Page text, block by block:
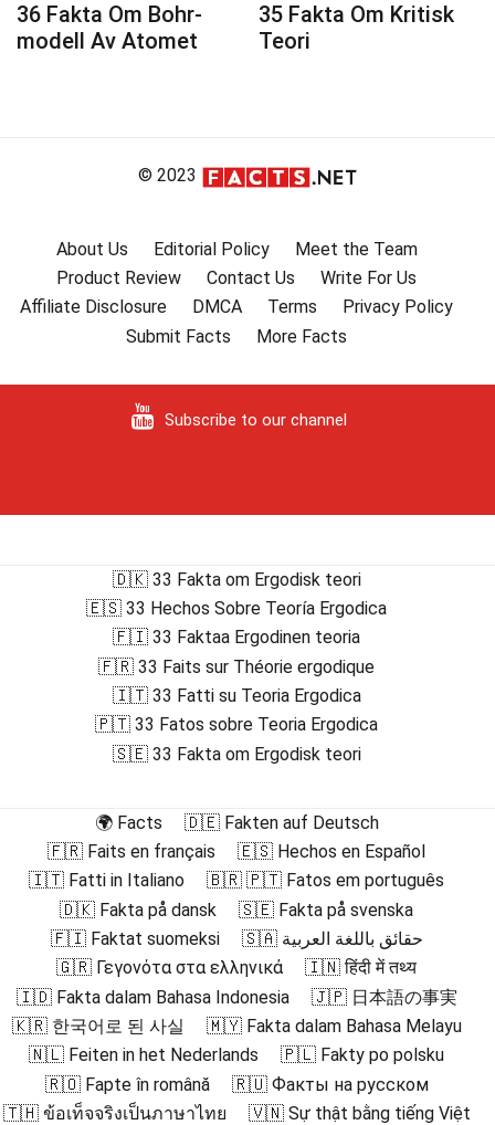
36 Fakta Om Bohr-
modell Av Atomet
35 Fakta Om Kritisk
Teori
© 2023
About Us Editorial Policy
Meet the Team
Product Review
Contact Us
Write For Us
Affiliate Disclosure
DMCA Terms
Privacy Policy
Submit Facts
More Facts
Subscribe to our channel
🇩🇰 33 Fakta om Ergodisk teori
🇪🇸 33 Hechos Sobre Teoría Ergodica
🇫🇮 33 Faktaa Ergodinen teoria
🇫🇷 33 Faits sur Théorie ergodique
🇮🇹 33 Fatti su Teoria Ergodica
🇵🇹 33 Fatos sobre Teoria Ergodica
🇸🇪 33 Fakta om Ergodisk teori
🌍 Facts
🇩🇪 Fakten auf Deutsch
🇫🇷 Faits en français
🇪🇸 Hechos en Español
🇮🇹 Fatti in Italiano
🇧🇷 🇵🇹 Fatos em português
🇩🇰 Fakta på dansk
🇸🇪 Fakta på svenska
🇫🇮 Faktat suomeksi
🇸🇦 حقائق باللغة العربية
🇬🇷 Γεγονότα στα ελληνικά
🇮🇳 हिंदी में तथ्य
🇮🇩 Fakta dalam Bahasa Indonesia
🇯🇵 日本語の事実
🇰🇷 한국어로 된 사실
🇲🇾 Fakta dalam Bahasa Melayu
🇳🇱 Feiten in het Nederlands
🇵🇱 Fakty po polsku
🇷🇴 Fapte în română
🇷🇺 Факты на русском
🇹🇭 ข้อเท็จจริงเป็นภาษาไทย
🇻🇳 Sự thật bằng tiếng Việt